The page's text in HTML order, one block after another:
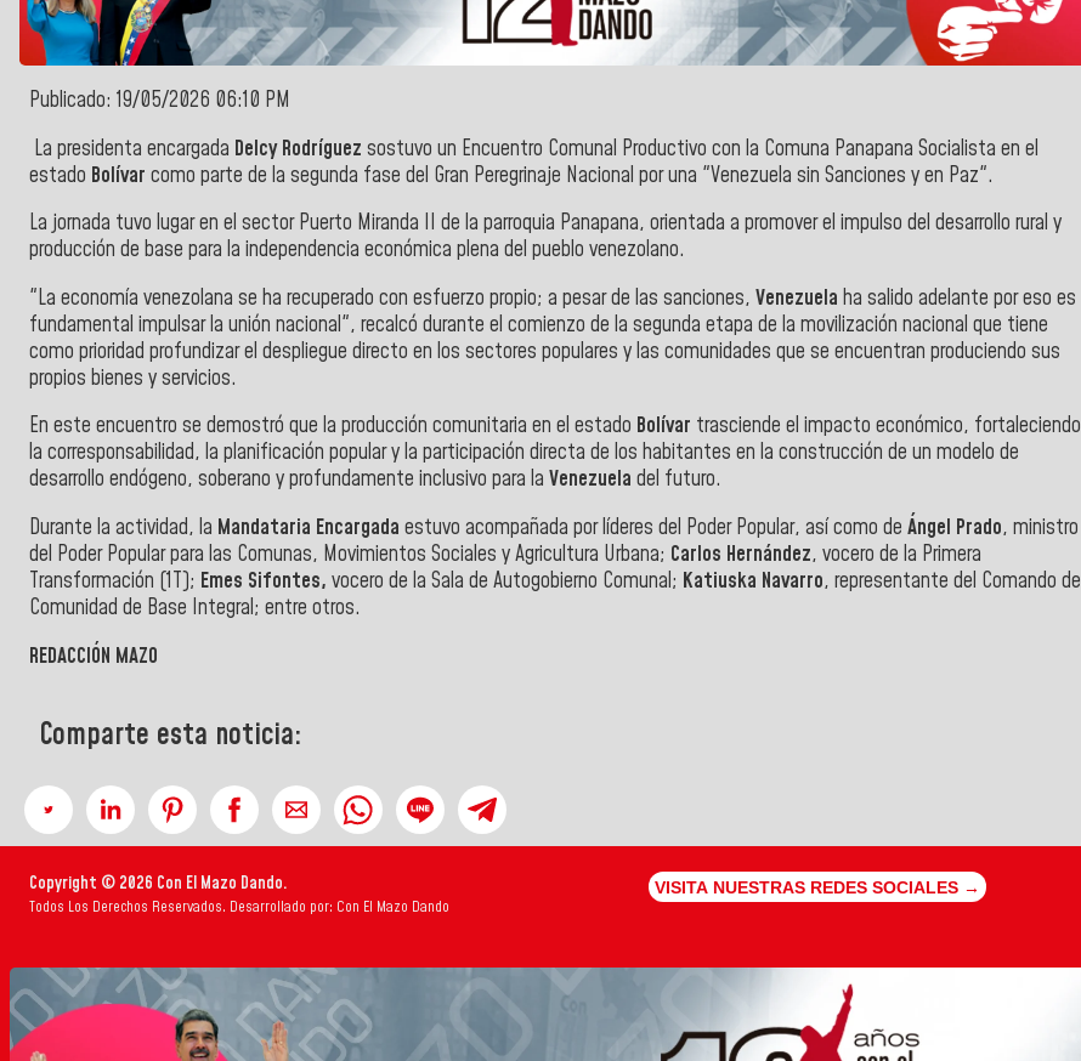
Publicado: 19/05/2026 06:10 PM
La presidenta encargada Delcy Rodríguez sostuvo un Encuentro Comunal Productivo con la Comuna Panapana Socialista en el
estado Bolívar como parte de la segunda fase del Gran Peregrinaje Nacional por una "Venezuela sin Sanciones y en Paz".
La jornada tuvo lugar en el sector Puerto Miranda II de la parroquia Panapana, orientada a promover el impulso del desarrollo rural y
producción de base para la independencia económica plena del pueblo venezolano.
"La economía venezolana se ha recuperado con esfuerzo propio; a pesar de las sanciones, Venezuela ha salido adelante por eso es
fundamental impulsar la unión nacional", recalcó durante el comienzo de la segunda etapa de la movilización nacional que tiene
como prioridad profundizar el despliegue directo en los sectores populares y las comunidades que se encuentran produciendo sus
propios bienes y servicios.
En este encuentro se demostró que la producción comunitaria en el estado Bolívar trasciende el impacto económico, fortaleciendo
la corresponsabilidad, la planificación popular y la participación directa de los habitantes en la construcción de un modelo de
desarrollo endógeno, soberano y profundamente inclusivo para la Venezuela del futuro.
Durante la actividad, la Mandataria Encargada estuvo acompañada por líderes del Poder Popular, así como de Ángel Prado, ministro
del Poder Popular para las Comunas, Movimientos Sociales y Agricultura Urbana; Carlos Hernández, vocero de la Primera
Transformación (1T); Emes Sifontes, vocero de la Sala de Autogobierno Comunal; Katiuska Navarro, representante del Comando de
Comunidad de Base Integral; entre otros.
REDACCIÓN MAZO
Comparte esta noticia:
Copyright © 2026 Con El Mazo Dando.
Todos Los Derechos Reservados. Desarrollado por: Con El Mazo Dando
VISITA NUESTRAS REDES SOCIALES →